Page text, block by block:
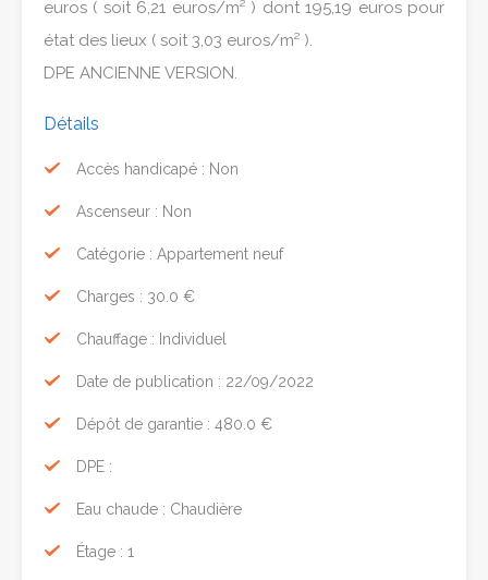
euros ( soit 6,21 euros/m² ) dont 195,19 euros pour
état des lieux ( soit 3,03 euros/m² ).
DPE ANCIENNE VERSION.
Détails
Accès handicapé : Non
Ascenseur : Non
Catégorie : Appartement neuf
Charges : 30.0 €
Chauffage : Individuel
Date de publication : 22/09/2022
Dépôt de garantie : 480.0 €
DPE :
Eau chaude : Chaudière
Étage : 1